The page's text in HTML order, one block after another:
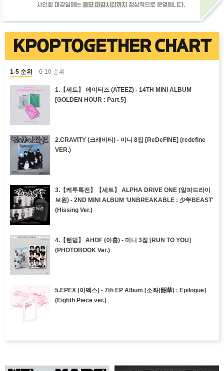
KPOPTOGETHER CHART
1-5 순위 6-10 순위
1.【세트】 에이티즈 (ATEEZ) - 14TH MINI ALBUM
[GOLDEN HOUR : Part.5]
2.CRAVITY (크래비티) - 미니 8집 [ReDeFINE] (redefine
VER.)
3.【케투특전】【세트】 ALPHA DRIVE ONE (알파드라이
브원) - 2ND MINI ALBUM 'UNBREAKABLE : 少年BEAST'
(Hissing Ver.)
4.【랜덤】 AHOF (아홉) - 미니 3집 [RUN TO YOU]
(PHOTOBOOK Ver.)
5.EPEX (이펙스) - 7th EP Album [소화(韶華) : Epilogue]
(Eighth Piece ver.)